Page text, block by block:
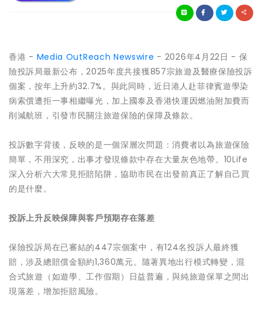
香港 - Media OutReach Newswire - 2026年4月22日 - 保
險投訴局最新公布，2025年度共接獲857宗旅遊及醫療保險投訴
個案，按年上升約32.7%。與此同時，近日港人赴菲律賓遊學染
病索償遭拒一事相繼曝光，加上國泰及香港快運因燃油附加費而
削減航班，引發市民關注旅遊保險的保障及條款。
投訴數字背後，反映的是一個深層次問題：消費者以為旅遊保險
簡單，不用深究，出事才發現條款中存在大量灰色地帶。10Life
深入分析六大常見拒賠陷阱，協助市民在出發前真正了解自己買
的是什麼。
投訴上升反映保障與客戶預期存在落差
保險投訴局在已審結的447宗個案中，有124名投訴人最終獲
賠，涉及總賠償金額約1,360萬元。隨著異地出行模式轉變，混
合式旅遊（如遊學、工作假期）日益普遍，與純旅遊保單之間出
現落差，增加拒賠風險。